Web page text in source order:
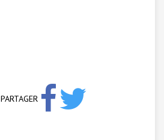
PARTAGER